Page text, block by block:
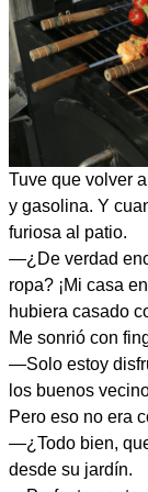
Tuve que volver
y gasolina. Y
furiosa al patio.
—¿De verdad
ropa? ¡Mi casa
hubiera casado
Me sonrió con
—Solo estoy
los buenos
Pero eso no era
—¿Todo bien,
desde su jardín.